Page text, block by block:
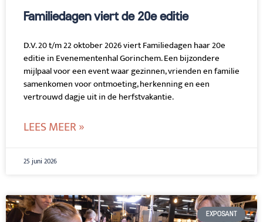
Familiedagen viert de 20e editie
D.V. 20 t/m 22 oktober 2026 viert Familiedagen haar 20e
editie in Evenementenhal Gorinchem. Een bijzondere
mijlpaal voor een event waar gezinnen, vrienden en familie
samenkomen voor ontmoeting, herkenning en een
vertrouwd dagje uit in de herfstvakantie.
LEES MEER »
25 juni 2026
EXPOSANT